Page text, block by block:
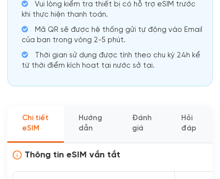
Vui lòng kiểm tra thiết bị có hỗ trợ eSIM trước
khi thực hiện thanh toán.
Mã QR sẽ được hệ thống gửi tự động vào Email
của bạn trong vòng 2-5 phút.
Thời gian sử dụng được tính theo chu kỳ 24h kể
từ thời điểm kích hoạt tại nước sở tại.
Chi tiết
eSIM
Hướng
dẫn
Đánh
giá
Hỏi
đáp
Thông tin eSIM vắn tắt